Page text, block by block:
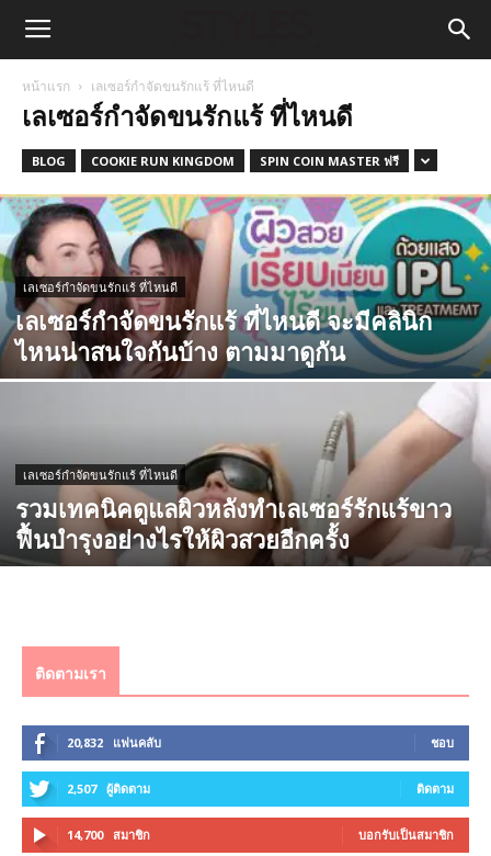
หน้าแรก เลเซอร์กำจัดขนรักแร้ ที่ไหนดี
เลเซอร์กำจัดขนรักแร้ ที่ไหนดี
BLOG COOKIE RUN KINGDOM SPIN COIN MASTER ฟรี
เลเซอร์กำจัดขนรักแร้ ที่ไหนดี
เลเซอร์กำจัดขนรักแร้ ที่ไหนดี จะมีคลินิก
ไหนน่าสนใจกันบ้าง ตามมาดูกัน
เลเซอร์กำจัดขนรักแร้ ที่ไหนดี
รวมเทคนิคดูแลผิวหลังทำเลเซอร์รักแร้ขาว
ฟื้นบำรุงอย่างไรให้ผิวสวยอีกครั้ง
ติดตามเรา
20,832 แฟนคลับ ชอบ
2,507 ผู้ติดตาม ติดตาม
14,700 สมาชิก บอกรับเป็นสมาชิก